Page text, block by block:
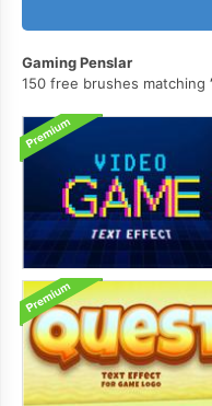
Gaming Penslar
150 free brushes matching